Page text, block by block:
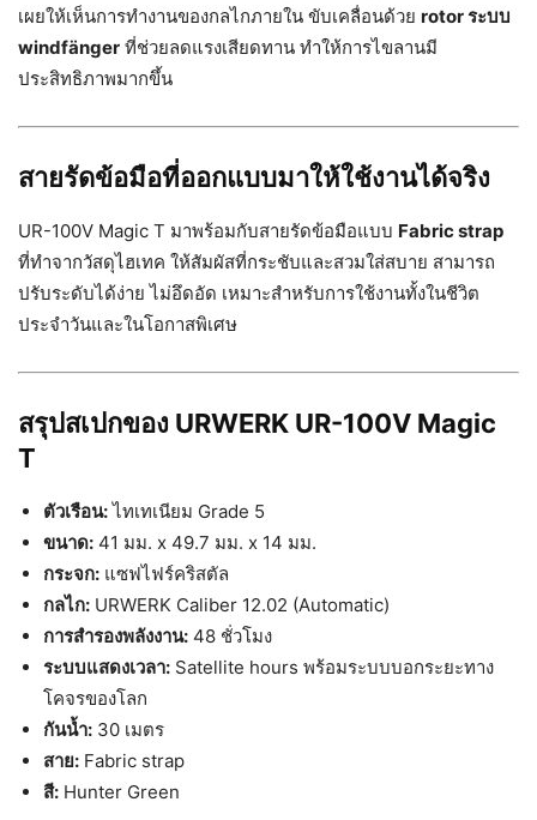
เผยให้เห็นการทำงานของกลไกภายใน ขับเคลื่อนด้วย rotor ระบบ
windfänger ที่ช่วยลดแรงเสียดทาน ทำให้การไขลานมี
ประสิทธิภาพมากขึ้น
สายรัดข้อมือที่ออกแบบมาให้ใช้งานได้จริง
UR-100V Magic T มาพร้อมกับสายรัดข้อมือแบบ Fabric strap
ที่ทำจากวัสดุไฮเทค ให้สัมผัสที่กระชับและสวมใส่สบาย สามารถ
ปรับระดับได้ง่าย ไม่อึดอัด เหมาะสำหรับการใช้งานทั้งในชีวิต
ประจำวันและในโอกาสพิเศษ
สรุปสเปกของ URWERK UR-100V Magic
T
ตัวเรือน:ไทเทเนียม Grade 5
ขนาด: 41 มม. x 49.7 มม. x 14 มม.
กระจก: แซฟไฟร์คริสตัล
กลไก: URWERK Caliber 12.02 (Automatic)
การสำรองพลังงาน: 48 ชั่วโมง
ระบบแสดงเวลา: Satellite hours พร้อมระบบบอกระยะทาง
โคจรของโลก
กันน้ำ: 30 เมตร
สาย: Fabric strap
สี: Hunter Green